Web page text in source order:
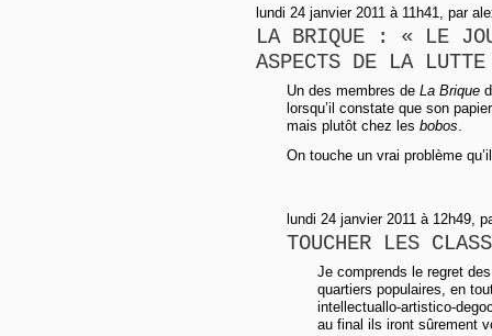
lundi 24 janvier 2011 à 11h41, par
LA BRIQUE : « LE
ASPECTS DE LA
Un des membres de La Brique
lorsqu’il constate que son
mais plutôt chez les bobos
On touche un vrai problème
lundi 24 janvier 2011 à 12h49,
TOUCHER LES
Je comprends le regret
quartiers populaires, en
intellectuallo-artistico-
au final ils iront sûrement